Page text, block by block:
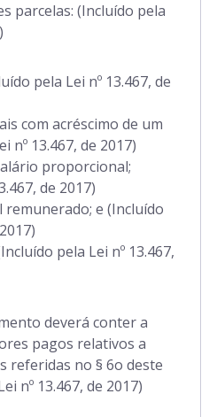
parcelas: (Incluído pela
pela Lei nº 13.467, de
com acréscimo de um
nº 13.467, de 2017)
proporcional;
de 2017)
remunerado; e (Incluído
pela Lei nº 13.467,
deverá conter a
pagos relativos a
referidas no § 6o deste
nº 13.467, de 2017)